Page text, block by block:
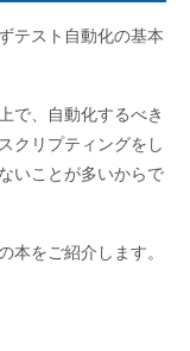
テスト自動化の基本
で、自動化するべき
クリプティングをし
いことが多いからで
本をご紹介します。